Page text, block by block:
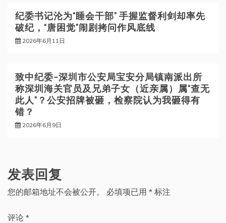
纪委书记沦为“睡会干部” 手握监督利剑却率先
破纪，“唐困觉”闹剧拷问作风底线
2026年6月11日
致中纪委—深圳市公安局宝安分局镇南派出所
称深圳海关官员及兄弟子女（近亲属）属“查无
此人”？公安招牌被砸，检察院认为我砸得有
错？
2026年6月9日
发表回复
您的邮箱地址不会被公开。 必填项已用 * 标注
评论 *